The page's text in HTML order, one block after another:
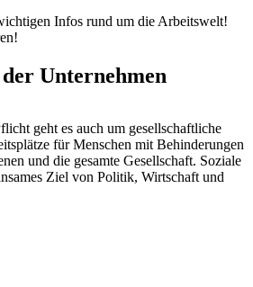
Infos rund um die Arbeitswelt!
Unternehmen
geht es auch um gesellschaftliche
für Menschen mit Behinderungen
und die gesamte Gesellschaft. Soziale
Ziel von Politik, Wirtschaft und